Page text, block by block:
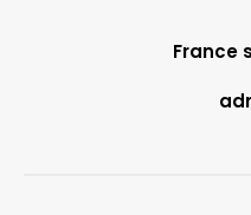
France